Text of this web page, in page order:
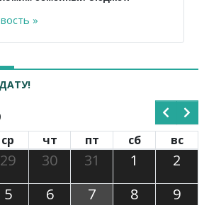
»
ср чт пт сб вс
29 30 31 1
2
5 6 7 8
9